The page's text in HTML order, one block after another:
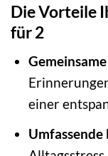
Die Vorteile
für 2
einer
Umfassende